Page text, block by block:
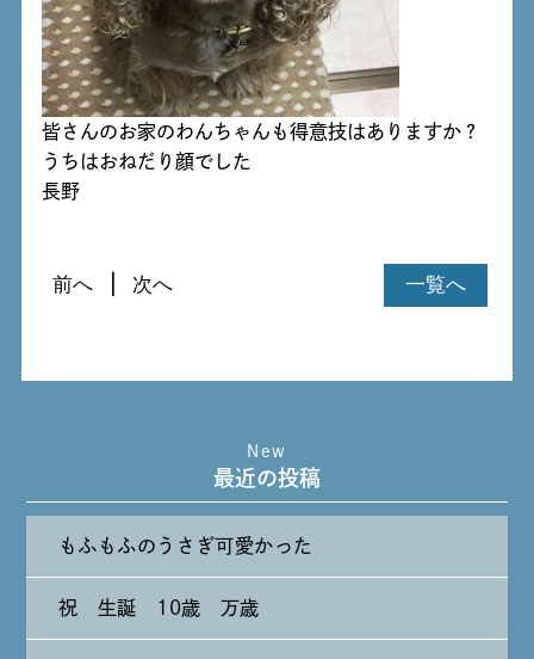
皆さんのお家のわんちゃんも得意技はありますか？
うちはおねだり顔でした
長野
一覧へ
前へ 次へ
New
最近の投稿
もふもふのうさぎ可愛かった
祝 生誕 10歳 万歳